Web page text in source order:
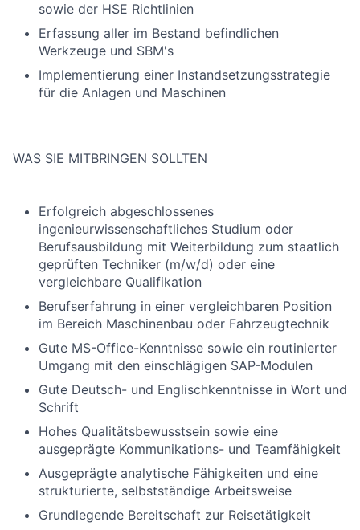
sowie der HSE Richtlinien
Erfassung aller im Bestand befindlichen
Werkzeuge und SBM's
Implementierung einer Instandsetzungsstrategie
für die Anlagen und Maschinen
WAS SIE MITBRINGEN SOLLTEN
Erfolgreich abgeschlossenes
ingenieurwissenschaftliches Studium oder
Berufsausbildung mit Weiterbildung zum staatlich
geprüften Techniker (m/w/d) oder eine
vergleichbare Qualifikation
Berufserfahrung in einer vergleichbaren Position
im Bereich Maschinenbau oder Fahrzeugtechnik
Gute MS-Office-Kenntnisse sowie ein routinierter
Umgang mit den einschlägigen SAP-Modulen
Gute Deutsch- und Englischkenntnisse in Wort und
Schrift
Hohes Qualitätsbewusstsein sowie eine
ausgeprägte Kommunikations- und Teamfähigkeit
Ausgeprägte analytische Fähigkeiten und eine
strukturierte, selbstständige Arbeitsweise
Grundlegende Bereitschaft zur Reisetätigkeit